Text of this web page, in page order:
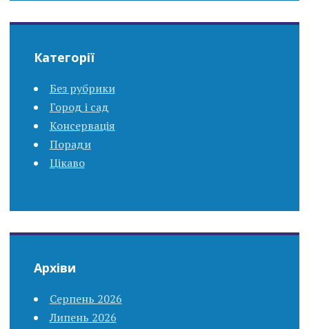
Категорії
Без рубрики
Город і сад
Консервація
Поради
Цікаво
Архіви
Серпень 2026
Липень 2026